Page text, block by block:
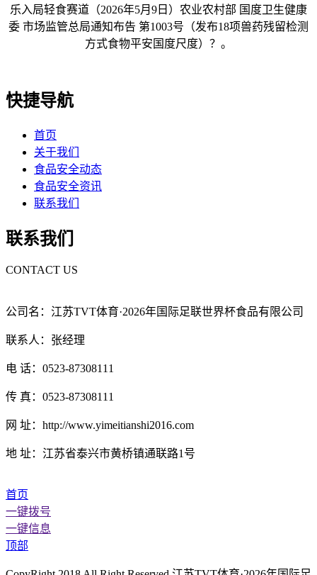
乐入局轻食赛道（2026年5月9日）农业农村部 国度卫生健康
委 市场监管总局通知布告 第1003号（发布18项兽药残留检测
方式食物平安国度尺度）？。
快捷导航
首页
关于我们
食品安全动态
食品安全资讯
联系我们
联系我们
CONTACT US
公司名：江苏TVT体育·2026年国际足联世界杯食品有限公司
联系人：张经理
电 话：0523-87308111
传 真：0523-87308111
网 址：http://www.yimeitianshi2016.com
地 址：江苏省泰兴市黄桥镇通联路1号
首页
一键拨号
一键信息
顶部